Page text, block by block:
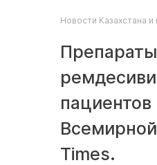
Новости Казахстана и
Times.